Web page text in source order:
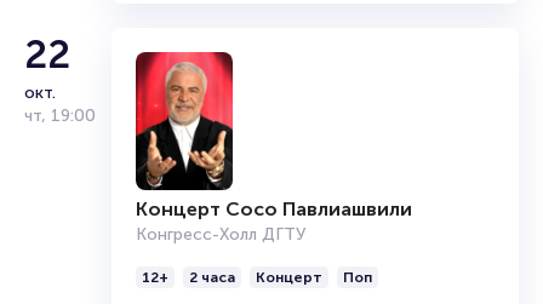
22
окт.
чт, 19:00
Концерт Сосо Павлиашвили
Конгресс-Холл ДГТУ
12+ 2 часа Концерт Поп